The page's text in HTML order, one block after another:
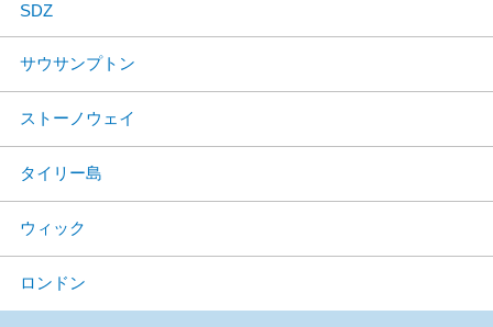
SDZ
サウサンプトン
ストーノウェイ
タイリー島
ウィック
ロンドン